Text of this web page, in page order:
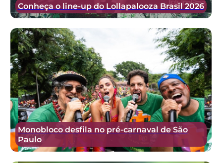
Conheça o line-up do Lollapalooza Brasil 2026
Monobloco desfila no pré-carnaval de São
Paulo